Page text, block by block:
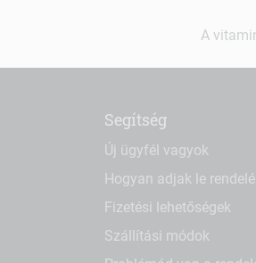
A
Segítség
Új ügyfél vagyok
Hogyan adjak le
Fizetési lehetőségek
Szállítási módok